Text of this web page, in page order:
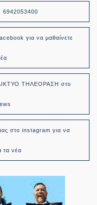
6942053400
για να μαθαίνετε
ΔΙΚΤΥΟ ΤΗΛΕΟΡΑΣΗ στο
στο instagram για να
τα νέα